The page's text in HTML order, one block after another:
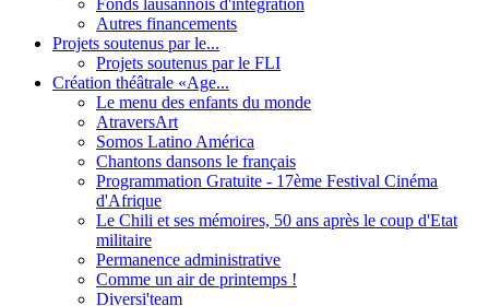
Autres financements
Projets soutenus par le...
Projets soutenus par le FLI
Création théâtrale «Age...
Le menu des enfants du monde
AtraversArt
Somos Latino América
Chantons dansons le français
Programmation Gratuite - 17ème Festival Cinéma
d'Afrique
Le Chili et ses mémoires, 50 ans après le coup d'Etat
militaire
Permanence administrative
Comme un air de printemps !
Diversi'team